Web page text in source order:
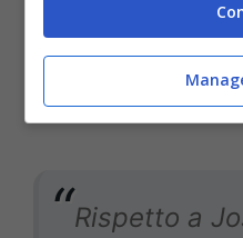
SuDallingae
Zirkzee
Rispetto a